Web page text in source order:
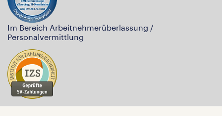
Im Bereich Arbeitnehmerüberlassung /
Personalvermittlung